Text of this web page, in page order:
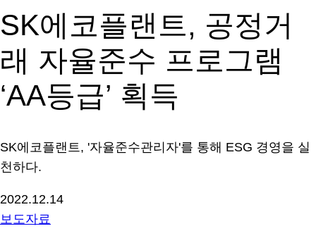
SK에코플랜트, 공정거
래 자율준수 프로그램
‘AA등급’ 획득
SK에코플랜트, '자율준수관리자'를 통해 ESG 경영을 실
천하다.
2022.12.14
보도자료